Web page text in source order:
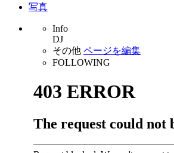
写真
Info
DJ
その他 ページを編集
FOLLOWING